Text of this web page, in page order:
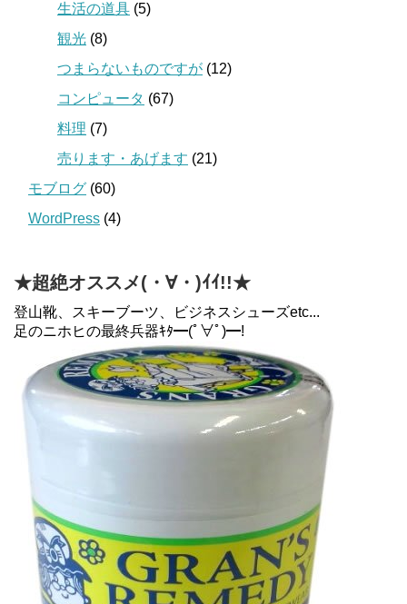
生活の道具 (5)
観光 (8)
つまらないものですが (12)
コンピュータ (67)
料理 (7)
売ります・あげます (21)
モブログ (60)
WordPress (4)
★超絶オススメ(・∀・)ｲｲ!!★
登山靴、スキーブーツ、ビジネスシューズetc...
足のニホヒの最終兵器ｷﾀ━(ﾟ∀ﾟ)━!